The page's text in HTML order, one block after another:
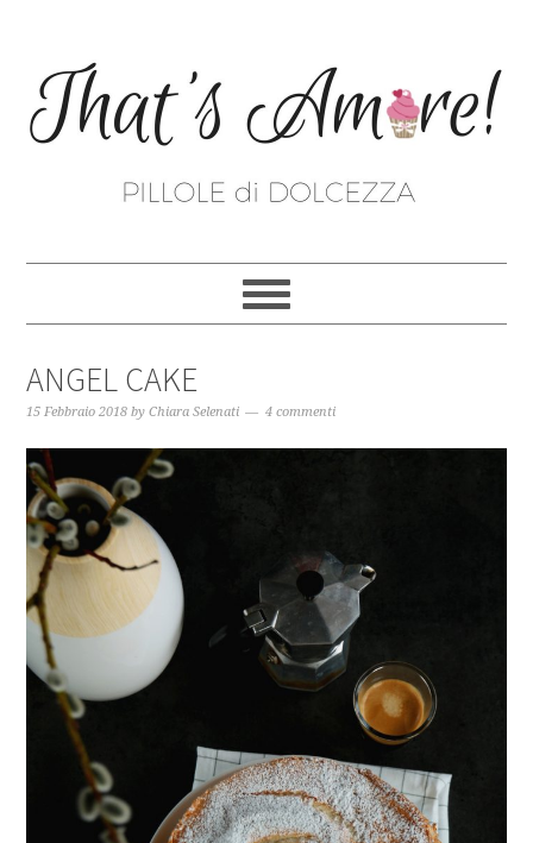
ANGEL CAKE
15 Febbraio 2018 byChiara Selenati 4 commenti